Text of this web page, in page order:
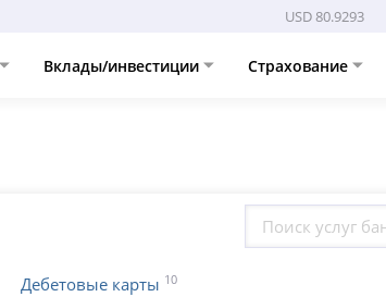
USD 80.9293
Вклады/инвестиции Страхование
Дебетовые карты 10